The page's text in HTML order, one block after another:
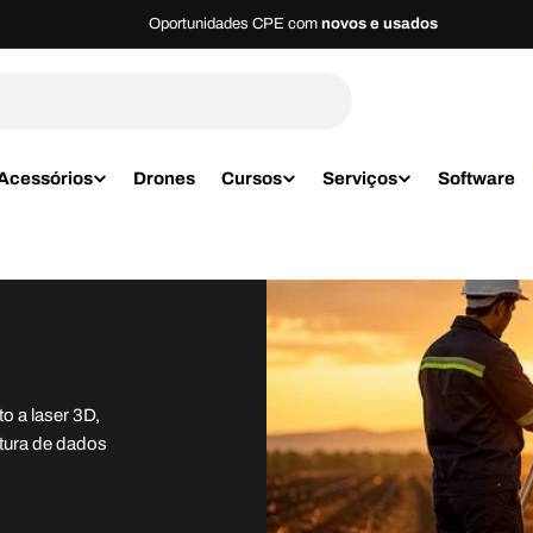
Oportunidades CPE com novos e usados
Drones Cursos Serviços Software
a laser 3D,
de dados